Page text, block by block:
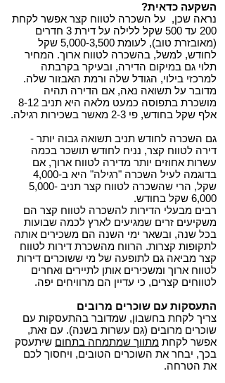
השקעה כדאית?
נראה שכן, על השכרה לטווח קצר אפשר לקחת
200 עד 500 שקל ללילה על דירת 3 חדרים
(מאובזרת טוב), לעומת 5,000-3,500 שקל
לחודש, למשל, בהשכרה לטווח ארוך. המחיר
תלוי גם במיקום הדירה, ובעיקר בקרבתה
למרכזי בילוי, הגודל שלה ורמת האבזור שלה.
מדובר על תשואה נאה, אם הדירה תהיה
מושכרת בתפוסה כמעט מלאה היא תניב 8-12
אלף שקל בחודש, פי 2-3 מאשר בשכירות רגילה.
גם השכרה לחודש תניב תשואה גבוה יותר -
דירה לטווח קצר, נניח לחודש תושכר בכמה
עשרות אחוזים יותר מדירה לטווח ארוך, אם
בדוגמה לעיל השכרה "רגילה" היא ב-4,000
שקל, הרי שהשכרה לטווח קצר תניב 5,000-
6,000 שקל בחודש.
רבים מבעלי הדירות להשכרה לטווח קצר הם
משקיעים זרים שמגיעים לארץ לכמה שבועות
בכל שנה, ובשאר ימי השנה הם משכירים אותה
לתקופות קצרות. הרווח מהשכרת דירות לטווח
קצר מביאה גם לתופעה של מי ששוכרים דירות
לטווח ארוך ומשכירים אותן לתיירים ואחרים
לטווחים קצרים, כי עדיין הם מרוויחים יפה.
התעסקות עם שוכרים מרובים
צריך לקחת בחשבון, שמדובר בהתעסקות עם
שוכרים מרובים (גם עשרות בשנה). עם זאת,
אפשר לקחת מתווך שמתמחה בתחום שיתעסק
בכך, יבחר את השוכרים הטובים, ויחסוך לכם
את הטרחה.